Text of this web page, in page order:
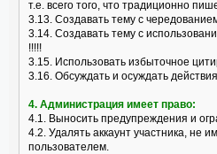
т.е. всего того, что традиционно
3.13. Создавать тему с
3.14. Создавать тему с
!!!!!
3.15. Использовать избыточное
3.16. Обсуждать и осуждать
4. Администрация имеет право:
4.1. Выносить предупреждения и
4.2. Удалять аккаунт участника, не
пользователем.